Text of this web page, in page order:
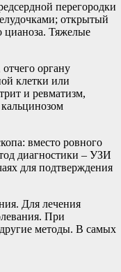
перегородки
открытый
цианоза. Тяжелые
органу
клетки или
и ревматизм,
вместо ровного
диагностики – УЗИ
для подтверждения
Для лечения
При
методы. В самых